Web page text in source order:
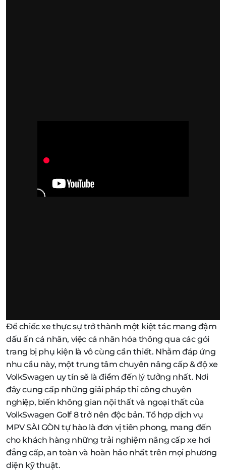
Để chiếc xe thực sự trở thành một kiệt tác mang đậm
dấu ấn cá nhân, việc cá nhân hóa thông qua các gói
trang bị phụ kiện là vô cùng cần thiết. Nhằm đáp ứng
nhu cầu này, một trung tâm chuyên nâng cấp & độ xe
VolkSwagen uy tín sẽ là điểm đến lý tưởng nhất. Nơi
đây cung cấp những giải pháp thi công chuyên
nghiệp, biến không gian nội thất và ngoại thất của
VolkSwagen Golf 8 trở nên độc bản. Tổ hợp dịch vụ
MPV SÀI GÒN tự hào là đơn vị tiên phong, mang đến
cho khách hàng những trải nghiệm nâng cấp xe hơi
đẳng cấp, an toàn và hoàn hảo nhất trên mọi phương
diện kỹ thuật.